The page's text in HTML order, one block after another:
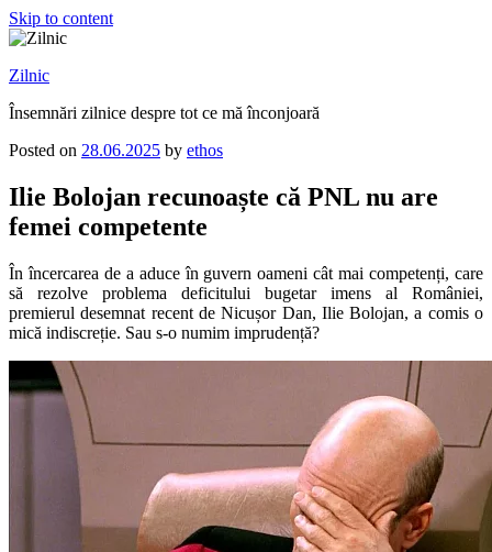
Skip to content
Zilnic
Însemnări zilnice despre tot ce mă înconjoară
Posted on 28.06.2025 by ethos
Ilie Bolojan recunoaște că PNL nu are
femei competente
În încercarea de a aduce în guvern oameni cât mai competenți, care
să rezolve problema deficitului bugetar imens al României,
premierul desemnat recent de Nicușor Dan, Ilie Bolojan, a comis o
mică indiscreție. Sau s-o numim imprudență?